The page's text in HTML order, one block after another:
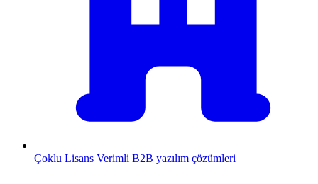
Çoklu Lisans Verimli B2B yazılım çözümleri